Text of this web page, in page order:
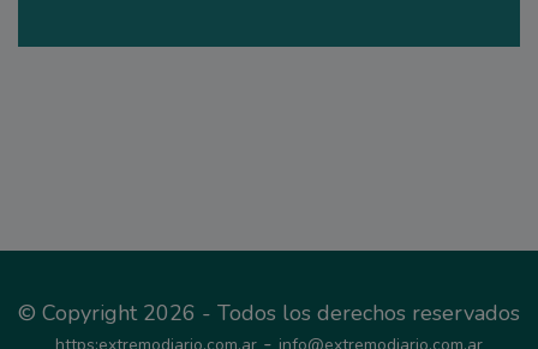
© Copyright 2026 - Todos los derechos reservados